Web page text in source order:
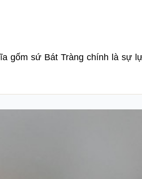
gốm sứ Bát Tràng chính là sự